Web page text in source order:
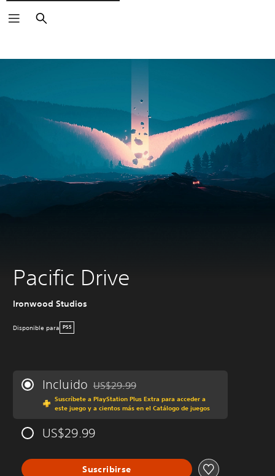
Buscar
Pacific Drive
Ironwood Studios
Disponible para PS5
Incluido Rebajado del precio original de US$29.99
US$29.99
Suscríbete a PlayStation Plus Extra para acceder a
este juego y a cientos más en el Catálogo de juegos
US$29.99
Suscribirse